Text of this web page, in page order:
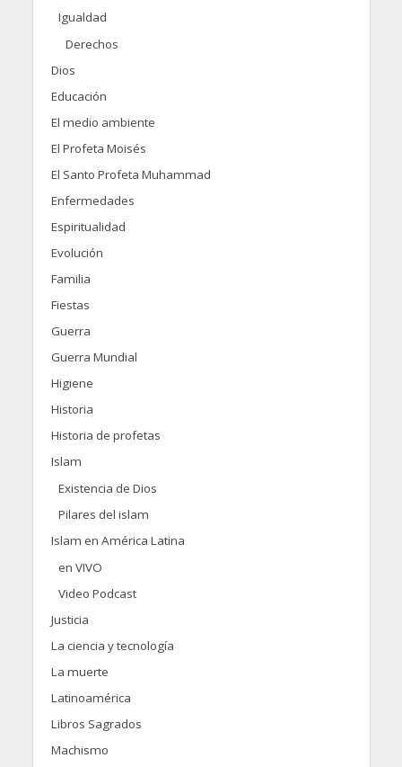
Igualdad
Derechos
Dios
Educación
El medio ambiente
El Profeta Moisés
El Santo Profeta Muhammad
Enfermedades
Espiritualidad
Evolución
Familia
Fiestas
Guerra
Guerra Mundial
Higiene
Historia
Historia de profetas
Islam
Existencia de Dios
Pilares del islam
Islam en América Latina
en VIVO
Video Podcast
Justicia
La ciencia y tecnología
La muerte
Latinoamérica
Libros Sagrados
Machismo